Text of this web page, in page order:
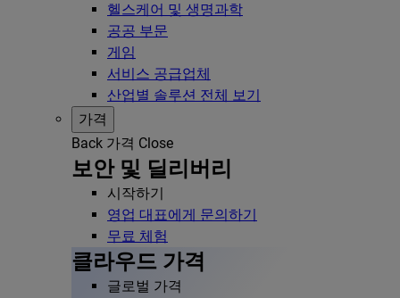
헬스케어 및 생명과학
공공 부문
게임
서비스 공급업체
산업별 솔루션 전체 보기
가격
Back 가격 Close
보안 및 딜리버리
시작하기
영업 대표에게 문의하기
무료 체험
클라우드 가격
글로벌 가격